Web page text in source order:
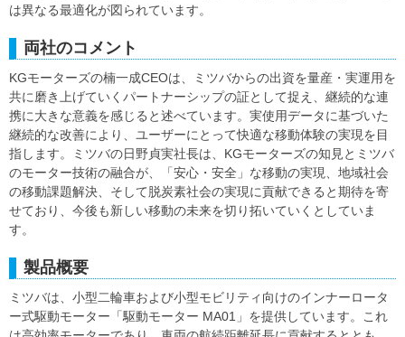
は異なる最適化が図られています。
両社のコメント
KGモーターズの楠一成CEOは、ミツバからの出資を量産・実運用を
共に磨き上げていくパートナーシップの証として捉え、継続的な連
携に大きな意義を感じると述べています。実使用データに基づいた
継続的な改善により、ユーザーにとって快適な移動体験の実現を目
指します。ミツバの日野貞実社長は、KGモーターズの知見とミツバ
のモーター技術の融合が、「安心・安全」な移動の実現、地域社会
の移動課題解決、そして脱炭素社会の実現に貢献できると期待を寄
せており、今後も新しい移動の未来を切り拓いていくとしていま
す。
製品概要
ミツバは、小型二輪車および小型モビリティ向けのインナーロータ
ー式駆動モーター「駆動モーター MA01」を提供しています。これ